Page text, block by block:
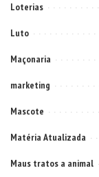
Loterias
Luto
Maçonaria
marketing
Mascote
Matéria Atualizada
Maus tratos a animal